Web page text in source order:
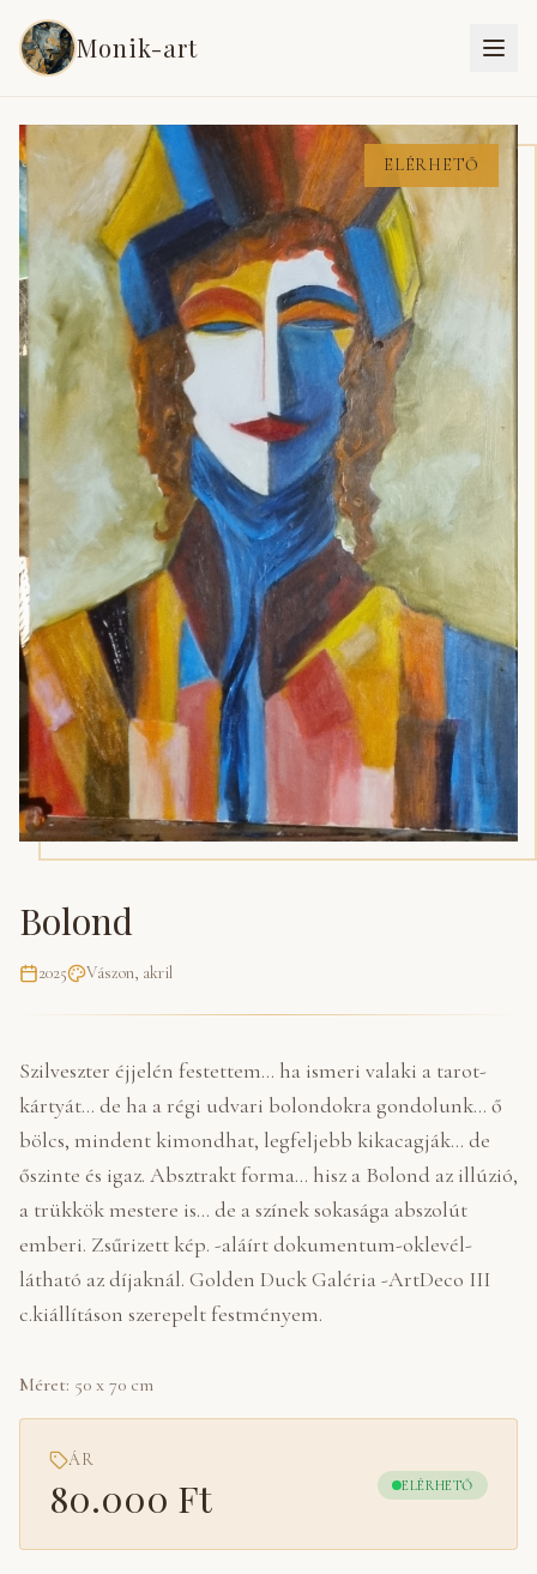
Monik-art
Vissza a festményekhez
ELÉRHETŐ
Bolond
2025 Vászon, akril
Szilveszter éjjelén festettem... ha ismeri valaki a tarot-
kártyát... de ha a régi udvari bolondokra gondolunk... ő
bölcs, mindent kimondhat, legfeljebb kikacagják... de
őszinte és igaz. Absztrakt forma... hisz a Bolond az illúzió,
a trükkök mestere is... de a színek sokasága abszolút
emberi. Zsűrizett kép. -aláírt dokumentum-oklevél-
látható az díjaknál. Golden Duck Galéria -ArtDeco III
c.kiállításon szerepelt festményem.
Méret: 50 x 70 cm
ÁR
80.000 Ft ELÉRHETŐ